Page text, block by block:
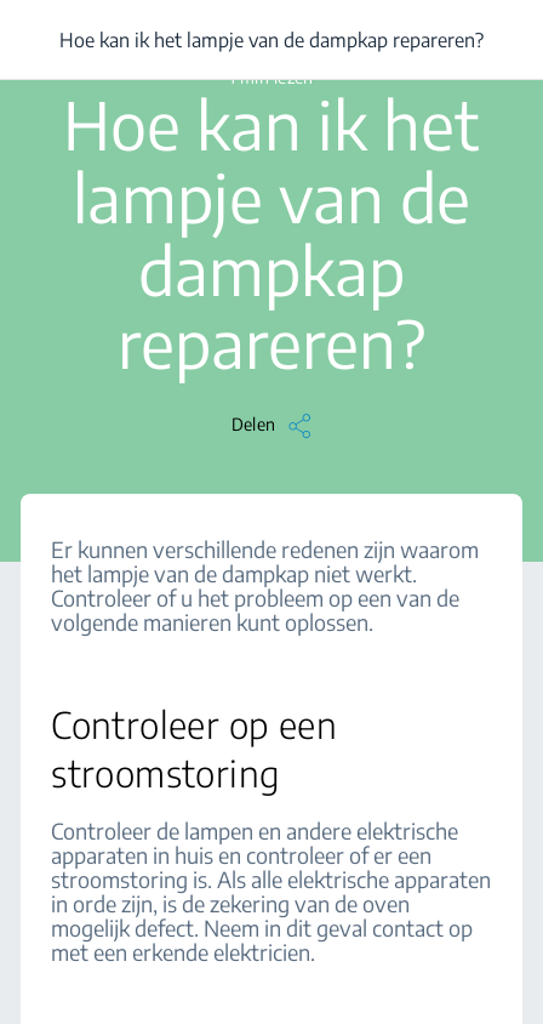
... Hoe kan ik het lampje van de dampkap repareren?
1 min lezen
Hoe kan ik het
lampje van de
dampkap
repareren?
Delen
Hoe kan ik het lampje van de dampkap repareren?
Er kunnen verschillende redenen zijn waarom
het lampje van de dampkap niet werkt.
Controleer of u het probleem op een van de
volgende manieren kunt oplossen.
Controleer op een
stroomstoring
Controleer de lampen en andere elektrische
apparaten in huis en controleer of er een
stroomstoring is. Als alle elektrische apparaten
in orde zijn, is de zekering van de oven
mogelijk defect. Neem in dit geval contact op
met een erkende elektricien.